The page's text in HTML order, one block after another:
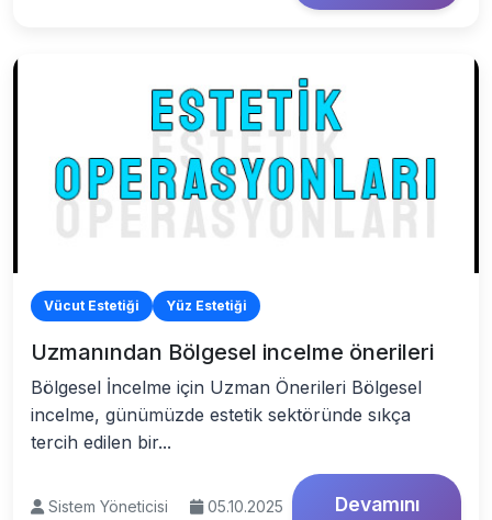
Vücut Estetiği Yüz Estetiği
Uzmanından Bölgesel incelme önerileri
Bölgesel İncelme için Uzman Önerileri Bölgesel
incelme, günümüzde estetik sektöründe sıkça
tercih edilen bir...
Sistem Yöneticisi
05.10.2025
Devamını